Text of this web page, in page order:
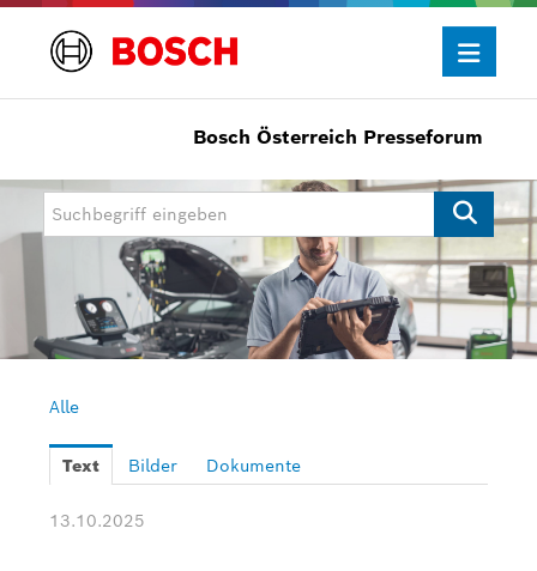
Presseinformationen
Allgemein/Wirtschaft
Bosch Innovationspreis
eBike Systems
Mobility
Power Tools
Bosch Österreich Presseforum
Alle
Text Bilder Dokumente
13.10.2025